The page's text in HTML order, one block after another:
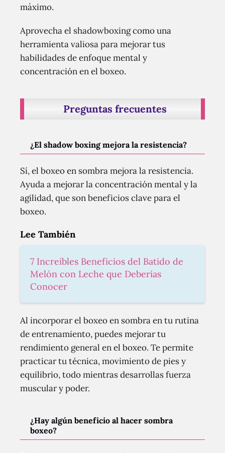
máximo.
Aprovecha el shadowboxing como una
herramienta valiosa para mejorar tus
habilidades de enfoque mental y
concentración en el boxeo.
Preguntas frecuentes
¿El shadow boxing mejora la resistencia?
Sí, el boxeo en sombra mejora la resistencia.
Ayuda a mejorar la concentración mental y la
agilidad, que son beneficios clave para el
boxeo.
Lee También
7 Increíbles Beneficios del Batido de
Melón con Leche que Deberías
Conocer
Al incorporar el boxeo en sombra en tu rutina
de entrenamiento, puedes mejorar tu
rendimiento general en el boxeo. Te permite
practicar tu técnica, movimiento de pies y
equilibrio, todo mientras desarrollas fuerza
muscular y poder.
¿Hay algún beneficio al hacer sombra
boxeo?